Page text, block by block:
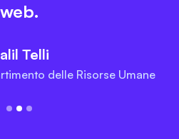
web.
Telli
delle Risorse Umane